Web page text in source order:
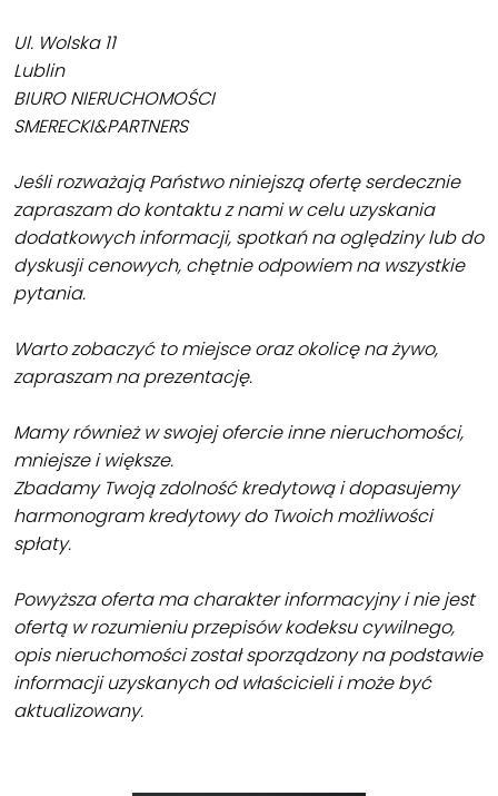
Ul. Wolska 11
Lublin
BIURO NIERUCHOMOŚCI
SMERECKI&PARTNERS
Jeśli rozważają Państwo niniejszą ofertę serdecznie
zapraszam do kontaktu z nami w celu uzyskania
dodatkowych informacji, spotkań na oględziny lub do
dyskusji cenowych, chętnie odpowiem na wszystkie
pytania.
Warto zobaczyć to miejsce oraz okolicę na żywo,
zapraszam na prezentację.
Mamy również w swojej ofercie inne nieruchomości,
mniejsze i większe.
Zbadamy Twoją zdolność kredytową i dopasujemy
harmonogram kredytowy do Twoich możliwości
spłaty.
Powyższa oferta ma charakter informacyjny i nie jest
ofertą w rozumieniu przepisów kodeksu cywilnego,
opis nieruchomości został sporządzony na podstawie
informacji uzyskanych od właścicieli i może być
aktualizowany.